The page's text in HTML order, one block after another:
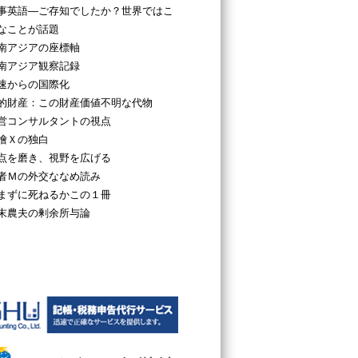
英語―ご存知でしたか？世界ではこ
ことが話題
アジアの座標軸
アジア観察記録
からの国際化
財産：この財産価値不明な代物
コンサルタントの視点
Ｘの独白
を磨き、視野を広げる
Ｍの外交ななめ読み
ずに死ねるかこの１冊
農夫の剰余所与論